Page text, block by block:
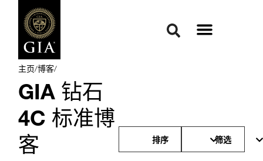
主页/博客/
GIA 钻石
4C 标准博
客
排序 筛选